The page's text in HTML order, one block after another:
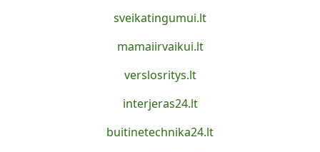
sveikatingumui.lt
mamaiirvaikui.lt
verslosritys.lt
interjeras24.lt
buitinetechnika24.lt